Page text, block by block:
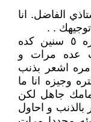
الفاضل. انا
. .
انا عندي ٢٨ سنه و للاسف علي فتره ٥ سنين كده
عده مرات و
اشعر بذنب
وجيزه انا ما
جاهل لكن
و احاول